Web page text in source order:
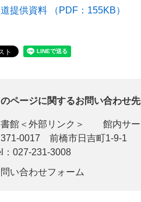
提供資料 （PDF：155KB）
のページに関するお問い合わせ先
館 ＜外部リンク＞
館内サ
0017
前橋市日吉町1-9-1
：027-231-3008
い合わせフォーム